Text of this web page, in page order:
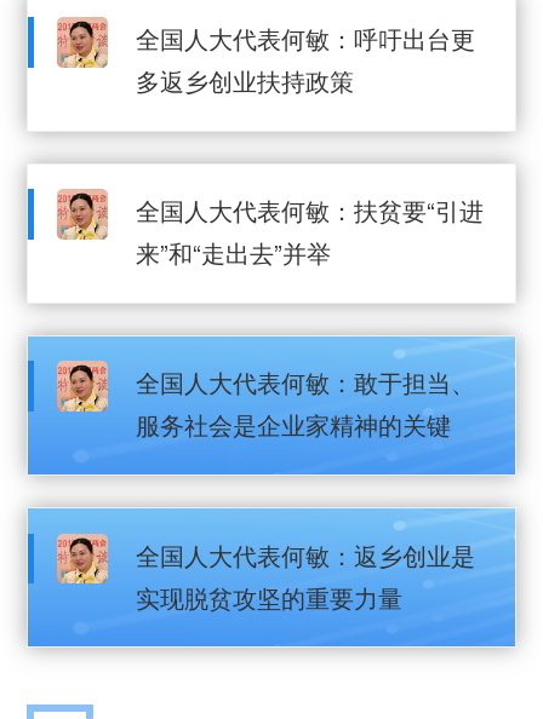
全国人大代表何敏：呼吁出台更
多返乡创业扶持政策
全国人大代表何敏：扶贫要“引进
来”和“走出去”并举
全国人大代表何敏：敢于担当、
服务社会是企业家精神的关键
全国人大代表何敏：返乡创业是
实现脱贫攻坚的重要力量